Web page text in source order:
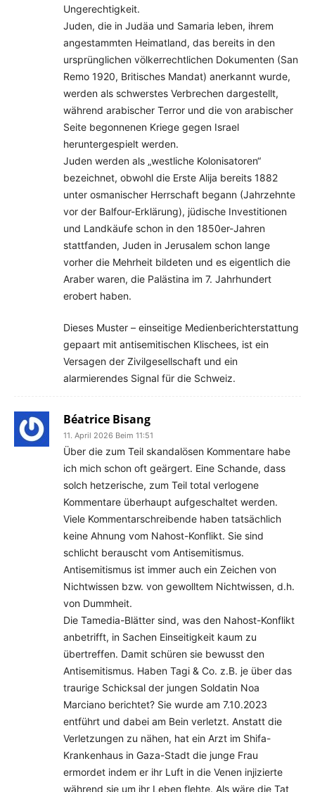
Ungerechtigkeit.
Juden, die in Judäa und Samaria leben, ihrem
angestammten Heimatland, das bereits in den
ursprünglichen völkerrechtlichen Dokumenten (San
Remo 1920, Britisches Mandat) anerkannt wurde,
werden als schwerstes Verbrechen dargestellt,
während arabischer Terror und die von arabischer
Seite begonnenen Kriege gegen Israel
heruntergespielt werden.
Juden werden als „westliche Kolonisatoren“
bezeichnet, obwohl die Erste Alija bereits 1882
unter osmanischer Herrschaft begann (Jahrzehnte
vor der Balfour-Erklärung), jüdische Investitionen
und Landkäufe schon in den 1850er-Jahren
stattfanden, Juden in Jerusalem schon lange
vorher die Mehrheit bildeten und es eigentlich die
Araber waren, die Palästina im 7. Jahrhundert
erobert haben.
Dieses Muster – einseitige Medienberichterstattung
gepaart mit antisemitischen Klischees, ist ein
Versagen der Zivilgesellschaft und ein
alarmierendes Signal für die Schweiz.
Béatrice Bisang
11. April 2026 Beim 11:51
Über die zum Teil skandalösen Kommentare habe
ich mich schon oft geärgert. Eine Schande, dass
solch hetzerische, zum Teil total verlogene
Kommentare überhaupt aufgeschaltet werden.
Viele Kommentarschreibende haben tatsächlich
keine Ahnung vom Nahost-Konflikt. Sie sind
schlicht berauscht vom Antisemitismus.
Antisemitismus ist immer auch ein Zeichen von
Nichtwissen bzw. von gewolltem Nichtwissen, d.h.
von Dummheit.
Die Tamedia-Blätter sind, was den Nahost-Konflikt
anbetrifft, in Sachen Einseitigkeit kaum zu
übertreffen. Damit schüren sie bewusst den
Antisemitismus. Haben Tagi & Co. z.B. je über das
traurige Schicksal der jungen Soldatin Noa
Marciano berichtet? Sie wurde am 7.10.2023
entführt und dabei am Bein verletzt. Anstatt die
Verletzungen zu nähen, hat ein Arzt im Shifa-
Krankenhaus in Gaza-Stadt die junge Frau
ermordet indem er ihr Luft in die Venen injizierte
während sie um ihr Leben flehte. Als wäre die Tat